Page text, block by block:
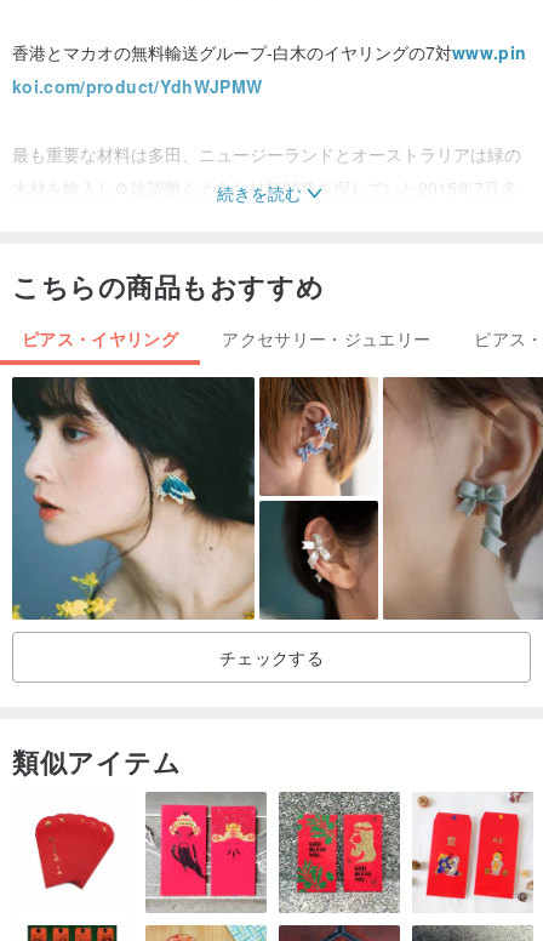
香港とマカオの無料輸送グループ-白木のイヤリングの7対www.pin
koi.com/product/YdhWJPMW
最も重要な材料は多田、ニュージーランドとオーストラリアは緑の
木材を輸入し♻️強調働くような材料開発を探していた2015年7月多
林破壊を減らすために、しかし、リサイクルの値もいくつかの国
んなのお気に入りであることに加えて、手が作品を作っ♻️輸入緑の
木を使用して、それぞれを願っています❤️手助けしたいです。
デザイン/台湾🇹🇼
起源/台湾手作り
イヤリング仕様/約1.1 * 1.1センチメートル
数量/ 4ペア（8）
材質/ニュージーランドとオーストラリアは♻️緑の木材を輸入し、🚫
ステンレス製のバックルや耳鍼と耳のシリコーンの耳のクリップを
アレルギーすることができます
「クリップ」2つのオプションが指定できます。
1.素材ステンレスの企業は、アレルギー耳「針」ですが、一人一人
が異なる体格、任意の不快感に身に着けて、削除します。
「フォルダ」使用の耳のクリップが軟化してはならない。2.シリコ
ーン耳、耳たぶに直接固定し、全体の耳たぶを埋めるために転倒を
防止するために、しかし、髪を避けるために、髪や耳栓をタイアッ
続きを読む
こちらの商品もおすすめ
ピアス・イヤリング アクセサリー・ジュエリー ピアス
チェックする
類似アイテム